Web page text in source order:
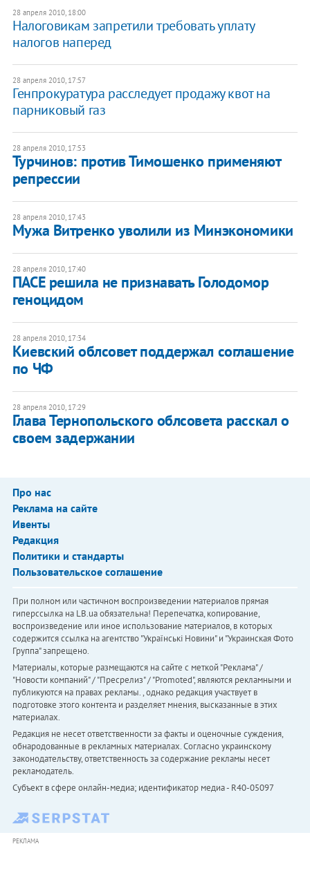
28 апреля 2010, 18:00
Налоговикам запретили требовать уплату
налогов наперед
28 апреля 2010, 17:57
Генпрокуратура расследует продажу квот на
парниковый газ
28 апреля 2010, 17:53
Турчинов: против Тимошенко применяют
репрессии
28 апреля 2010, 17:43
Мужа Витренко уволили из Минэкономики
28 апреля 2010, 17:40
ПАСЕ решила не признавать Голодомор
геноцидом
28 апреля 2010, 17:34
Киевский облсовет поддержал соглашение
по ЧФ
28 апреля 2010, 17:29
Глава Тернопольского облсовета расскал о
своем задержании
Про нас
Реклама на сайте
Ивенты
Редакция
Политики и стандарты
Пользовательское соглашение
При полном или частичном воспроизведении материалов прямая
гиперссылка на LB.ua обязательна! Перепечатка, копирование,
воспроизведение или иное использование материалов, в которых
содержится ссылка на агентство "Українськi Новини" и "Украинская Фото
Группа" запрещено.
Материалы, которые размещаются на сайте с меткой "Реклама" /
"Новости компаний" / "Пресрелиз" / "Promoted", являются рекламными и
публикуются на правах рекламы. , однако редакция участвует в
подготовке этого контента и разделяет мнения, высказанные в этих
материалах.
Редакция не несет ответственности за факты и оценочные суждения,
обнародованные в рекламных материалах. Согласно украинскому
законодательству, ответственность за содержание рекламы несет
рекламодатель.
Субъект в сфере онлайн-медиа; идентификатор медиа - R40-05097
РЕКЛАМА